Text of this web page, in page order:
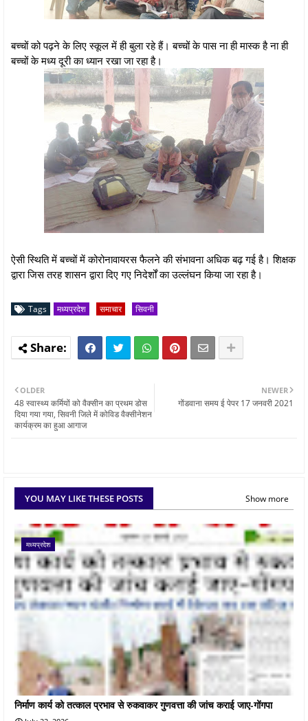
बच्चों को पढ़ने के लिए स्कूल में ही बुला रहे हैं। बच्चों के पास ना ही मास्क है ना ही
बच्चों के मध्य दूरी का ध्यान रखा जा रहा है।
ऐसी स्थिति में बच्चों में कोरोनावायरस फैलने की संभावना अधिक बढ़ गई है। शिक्षक
द्वारा जिस तरह शासन द्वारा दिए गए निदेर्शों का उल्लंघन किया जा रहा है।
Tags मध्यप्रदेश समाचार सिवनी
NEWER
गोंडवाना समय ई पेपर 17 जनवरी 2021
OLDER
48 स्वास्थ्य कर्मियों को वैक्सीन का प्रथम डोस
दिया गया गया, सिवनी जिले में कोविड वैक्सीनेशन
कार्यक्रम का हुआ आगाज
YOU MAY LIKE THESE POSTS Show more
मध्यप्रदेश
निर्माण कार्य को तत्काल प्रभाव से रुकवाकर गुणवत्ता की जांच कराई जाए-गोंगपा